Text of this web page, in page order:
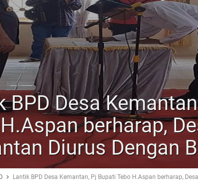
BPD Desa
berharap,
Diurus Dengan
Lantik BPD Desa Kemantan, Pj Bupati Tebo H.Aspan berharap,